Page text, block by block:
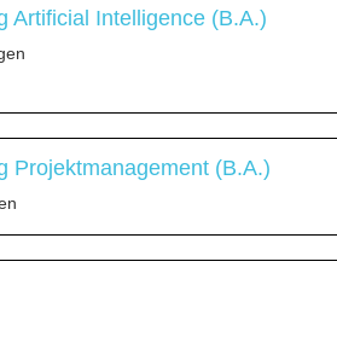
Artificial Intelligence (B.A.)
Projektmanagement (B.A.)